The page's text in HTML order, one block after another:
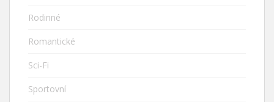
Rodinné
Romantické
Sci-Fi
Sportovní